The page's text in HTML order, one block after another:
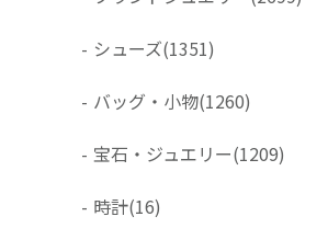
- シューズ(1351)
- バッグ・小物(1260)
- 宝石・ジュエリー(1209)
- 時計(16)